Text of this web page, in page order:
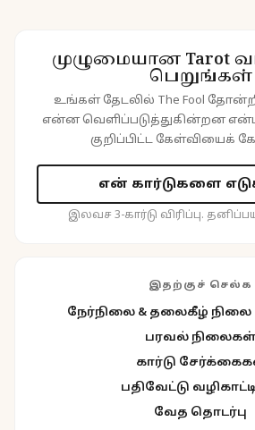
முழுமையான Tarot
பெறுங்கள்
உங்கள் தேடலில் The Fool
என்ன வெளிப்படுத்துகின்றன
குறிப்பிட்ட கேள்வியைக்
என் கார்டுகளை
இலவச 3-கார்டு விரிப்பு.
இதற்குச் செல்க
நேர்நிலை & தலைகீழ்
பரவல் நிலைகள்
கார்டு
பதிவேட்டு
வேத தொடர்பு